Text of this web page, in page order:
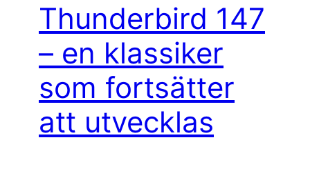
Thunderbird 147
– en klassiker
som fortsätter
att utvecklas